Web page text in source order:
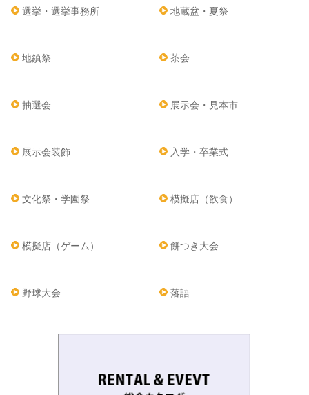
選挙・選挙事務所 地蔵盆・夏祭
地鎮祭 茶会
抽選会 展示会・見本市
展示会装飾 入学・卒業式
文化祭・学園祭 模擬店（飲食）
模擬店（ゲーム） 餅つき大会
野球大会 落語